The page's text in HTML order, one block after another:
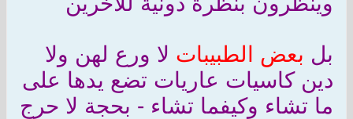
بل بعض الطبيبات لا ورع لهن ولا
دين كاسيات عاريات تضع يدها على
ما تشاء وكيفما تشاء - بحجة لا حرج